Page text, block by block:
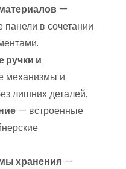
—
в сочетании
и
механизмы и
лишних деталей.
— встроенные
хранения —